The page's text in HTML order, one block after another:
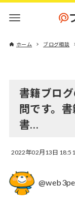
ホーム ブログ相談
書籍ブロ
問です。
書…
2022年02月13日 18:51